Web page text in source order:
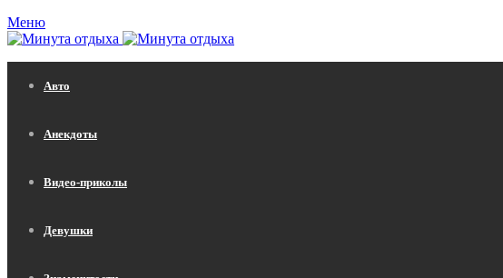
Меню
Авто
Анекдоты
Видео-приколы
Девушки